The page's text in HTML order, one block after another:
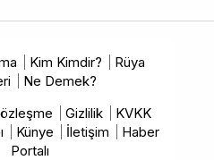
Kim Kimdir?
Rüya
Ne Demek?
Gizlilik
KVKK
Künye İletişim
Haber
Portalı